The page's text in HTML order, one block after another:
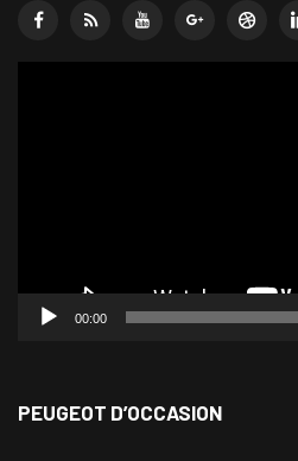
00:00
PEUGEOT D’OCCASION